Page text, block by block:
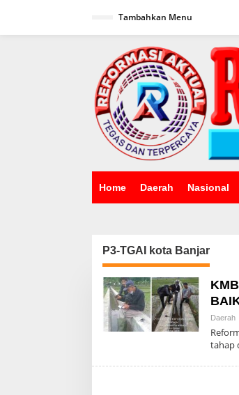
Tambahkan Menu
Home Daerah Nasional
P3-TGAI kota Banjar
Daerah
tahap